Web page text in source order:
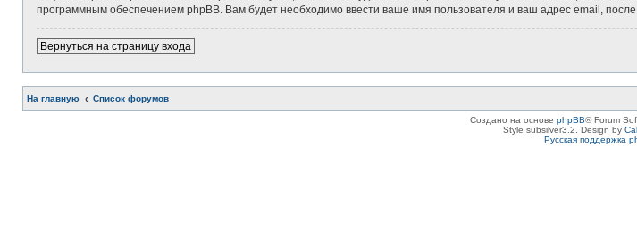
программным обеспечением phpBB. Вам будет необходимо ввести ваше имя пользователя и ваш адрес email,
Вернуться на страницу входа
На главную Список форумов
Создано на основе phpBB® Forum
Style subsilver3.2. Design by
Русская поддержка